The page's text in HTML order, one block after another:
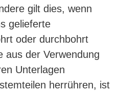
gilt dies, wenn
gelieferte
oder durchbohrt
aus der Verwendung
Unterlagen
herrühren, ist